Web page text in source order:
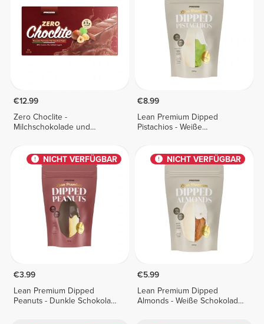
€12.99
Zero Choclite -
Milchschokolade und
€8.99
Lean Premium Dipped
Pistachios - Weiße
NICHT VERFÜGBAR
€3.99
Lean Premium Dipped
Peanuts - Dunkle Schokolade
NICHT VERFÜGBAR
€5.99
Lean Premium Dipped
Almonds - Weiße Schokolade